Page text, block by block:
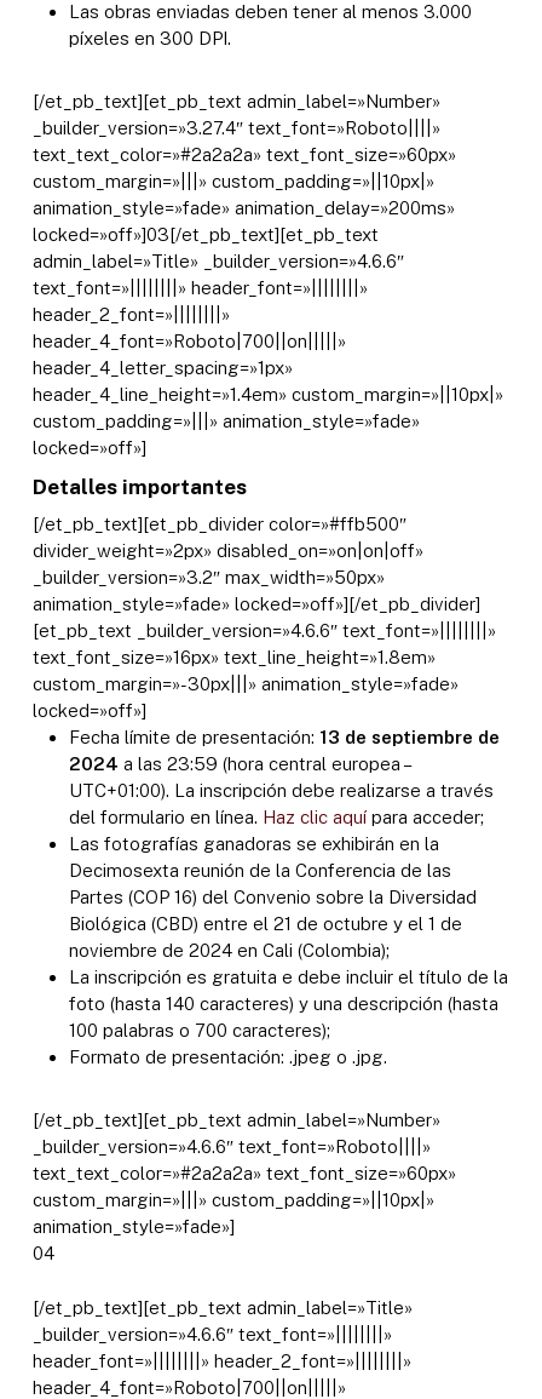
Las obras enviadas deben tener al menos 3.000
píxeles en 300 DPI.​
[/et_pb_text][et_pb_text admin_label=»Number»
_builder_version=»3.27.4″ text_font=»Roboto||||»
text_text_color=»#2a2a2a» text_font_size=»60px»
custom_margin=»|||» custom_padding=»||10px|»
animation_style=»fade» animation_delay=»200ms»
locked=»off»]03[/et_pb_text][et_pb_text
admin_label=»Title» _builder_version=»4.6.6″
text_font=»||||||||» header_font=»||||||||»
header_2_font=»||||||||»
header_4_font=»Roboto|700||on|||||»
header_4_letter_spacing=»1px»
header_4_line_height=»1.4em» custom_margin=»||10px|»
custom_padding=»|||» animation_style=»fade»
locked=»off»]
Detalles importantes
[/et_pb_text][et_pb_divider color=»#ffb500″
divider_weight=»2px» disabled_on=»on|on|off»
_builder_version=»3.2″ max_width=»50px»
animation_style=»fade» locked=»off»][/et_pb_divider]
[et_pb_text _builder_version=»4.6.6″ text_font=»||||||||»
text_font_size=»16px» text_line_height=»1.8em»
custom_margin=»-30px|||» animation_style=»fade»
locked=»off»]
Fecha límite de presentación: 13 de septiembre de
2024 a las 23:59 (hora central europea –
UTC+01:00). La inscripción debe realizarse a través
del formulario en línea. Haz clic aquípara acceder;
Las fotografías ganadoras se exhibirán en la
Decimosexta reunión de la Conferencia de las
Partes (COP 16) del Convenio sobre la Diversidad
Biológica (CBD) entre el 21 de octubre y el 1 de
noviembre de 2024 en Cali (Colombia);
La inscripción es gratuita e debe incluir el título de la
foto (hasta 140 caracteres) y una descripción (hasta
100 palabras o 700 caracteres);
Formato de presentación: .jpeg o .jpg.
[/et_pb_text][et_pb_text admin_label=»Number»
_builder_version=»4.6.6″ text_font=»Roboto||||»
text_text_color=»#2a2a2a» text_font_size=»60px»
custom_margin=»|||» custom_padding=»||10px|»
animation_style=»fade»]
04
[/et_pb_text][et_pb_text admin_label=»Title»
_builder_version=»4.6.6″ text_font=»||||||||»
header_font=»||||||||» header_2_font=»||||||||»
header_4_font=»Roboto|700||on|||||»